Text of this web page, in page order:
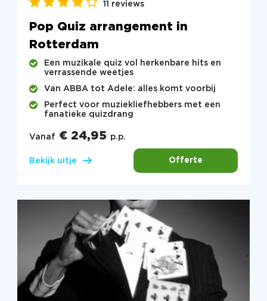
11 reviews
Pop Quiz arrangement in
Rotterdam
Een muzikale quiz vol herkenbare hits en
verrassende weetjes
Van ABBA tot Adele: alles komt voorbij
Perfect voor muziekliefhebbers met een
fanatieke quizdrang
Vanaf € 24,95 p.p.
Bekijk uitje Offerte